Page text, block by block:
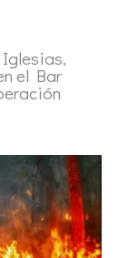
el Bar